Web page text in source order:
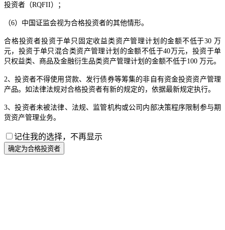
投资者（RQFII）；
（6）中国证监会视为合格投资者的其他情形。
合格投资者投资于单只固定收益类资产管理计划的金额不低于30 万
元，投资于单只混合类资产管理计划的金额不低于40万元，投资于单
只权益类、商品及金融衍生品类资产管理计划的金额不低于100 万元。
2、投资者不得使用贷款、发行债券等筹集的非自有资金投资资产管理
产品。如法律法规对合格投资者有新的规定的，依据最新规定执行。
3、投资者未被法律、法规、监管机构或公司内部决策程序限制参与期
货资产管理业务。
记住我的选择，不再显示
确定为合格投资者